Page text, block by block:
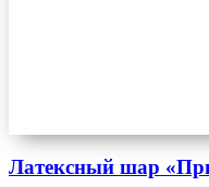
Латексный шар